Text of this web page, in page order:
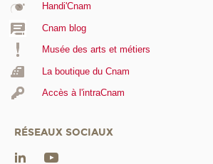
Handi'Cnam
Cnam blog
Musée des arts et métiers
La boutique du Cnam
Accès à l'intraCnam
RÉSEAUX SOCIAUX